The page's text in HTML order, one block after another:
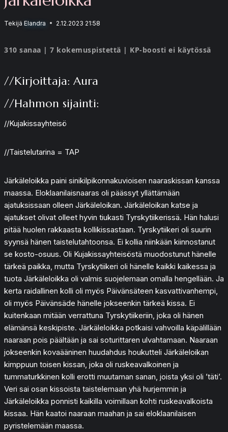
Tekijä Elandra 2.12.2023 21:58
310 sanaa | 7 kokemuspistettä | KP-boosti ei käytössä
//Kirjoittaja: Aura
//Hahmon sijainti:
//Kujakissayhteisö
//Taistelutarina = TAP
Järkäleloikka paini sinikilpikonnakuvioisen naaraskissan kanssa
maassa. Eloklaanilaisnaaras oli päässyt yllättämään
ajatuksissaan olleen Järkäleloikan. Järkäleloikan katse ja
ajatukset olivat olleet hyvin tiukasti Tyrskytiikerissä. Hän halusi
pitää huolen rakkaasta kollikissastaan. Tyrskytiikeri oli suurin
syynsä hänen taistelutahtoonsa. Ei kollia niinkään kiinnostanut
se kosto-osuus. Oli Kujakissayhteisöstä muodostunut hänelle
tärkeä paikka, mutta Tyrskytiikeri oli hänelle kaikki kaikessa ja
tuota Järkäleloikka oli valmis suojelemaan omalla hengellään. Ja
kerta raidallinen kolli oli myös Päivänsäteen kasvattivanhempi,
oli myös Päivänsäde hänelle jokseenkin tärkeä kissa. Ei
kuitenkaan mitään verrattuna Tyrskytiikeriin, joka oli hänen
elämänsä keskipiste. Järkäleloikka potkaisi vahvoilla käpälillään
naaraan pois päältään ja sai soturittaren ulvahtamaan. Naaraan
jokseenkin kovaääninen huudahdus houkutteli Järkäleloikan
kimppuun toisen kissan, joka oli ruskeavalkoinen ja
tummaturkkinen kolli erotti muutaman sanan, joista yksi oli ’täti’.
Veri sai osan kissoista taistelemaan yhä hurjemmin ja
Järkäleloikka ponnisti kaikilla voimillaan kohti ruskeavalkoista
kissaa. Hän kaatoi naaraan maahan ja sai eloklaanilaisen
pyristelemään maassa.